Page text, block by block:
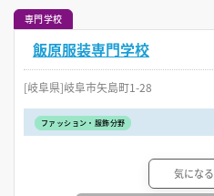
専門学校
飯原服装専門学校
[岐阜県]岐阜市矢島町1-28
ファッション・服飾分野
気になる